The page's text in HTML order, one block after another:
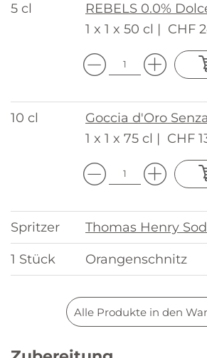
5 cl
REBELS 0.0%
1 x 1 x 50 cl | CHF
10 cl
Goccia d'Oro
1 x 1 x 75 cl | CHF
Spritzer Thomas Henry
1 Stück Orangenschnitz
Alle Produkte in den